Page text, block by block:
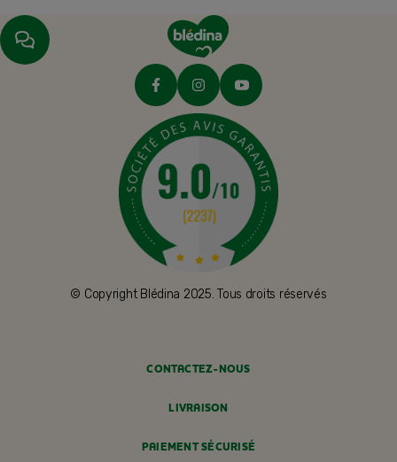
© Copyright Blédina 2025. Tous droits réservés
CONTACTEZ-NOUS
LIVRAISON
PAIEMENT SÉCURISÉ